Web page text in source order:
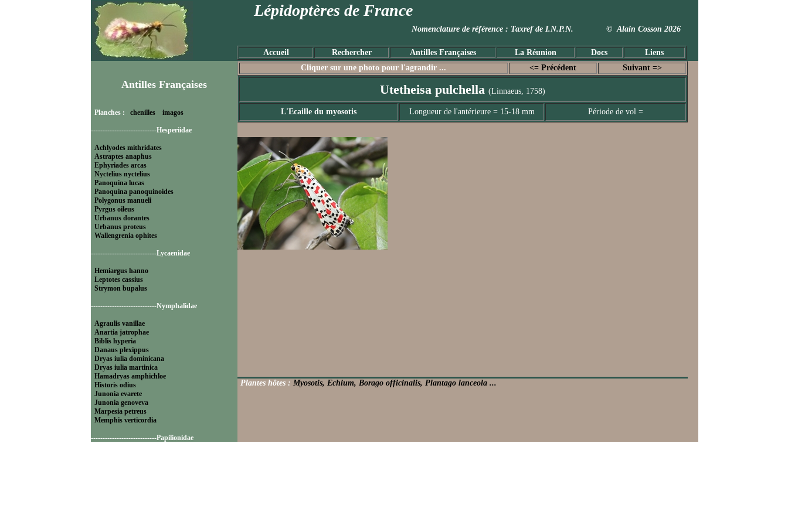
Lépidoptères de France
Nomenclature de référence : Taxref de I.N.P.N. © Alain Cosson 2026
Accueil Rechercher Antilles Françaises La Réunion Docs Liens
Antilles Françaises
Planches : chenilles imagos
----------------------------Hesperiidae
Achlyodes mithridates
Astraptes anaphus
Ephyriades arcas
Nyctelius nyctelius
Panoquina lucas
Panoquina panoquinoides
Polygonus manueli
Pyrgus oileus
Urbanus dorantes
Urbanus proteus
Wallengrenia ophites
----------------------------Lycaenidae
Hemiargus hanno
Leptotes cassius
Strymon bupalus
----------------------------Nymphalidae
Agraulis vanillae
Anartia jatrophae
Biblis hyperia
Danaus plexippus
Dryas iulia dominicana
Dryas iulia martinica
Hamadryas amphichloe
Historis odius
Junonia evarete
Junonia genoveva
Marpesia petreus
Memphis verticordia
----------------------------Papilionidae
Cliquer sur une photo pour l'agrandir ... <= Précédent Suivant =>
Utetheisa pulchella (Linnaeus, 1758)
L'Ecaille du myosotis Longueur de l'antérieure = 15-18 mm Période de vol =
Plantes hôtes : Myosotis, Echium, Borago officinalis, Plantago lanceola ...